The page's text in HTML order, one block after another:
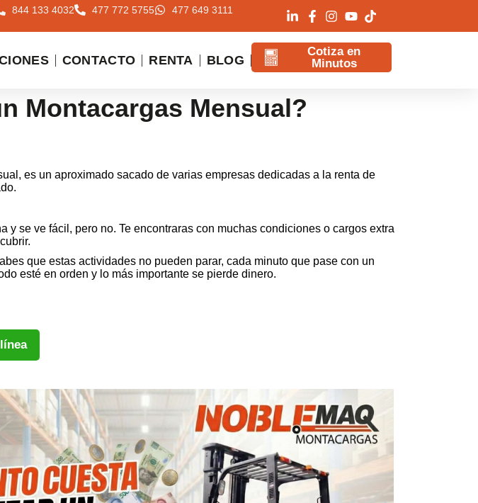
844 133 4032 477 772 5755 477 649 3111
CONTACTO RENTA BLOG
Cotiza en
Minutos
Montacargas Mensual?
es un aproximado sacado de varias empresas dedicadas a la renta de
se ve fácil, pero no. Te encontraras con muchas condiciones o cargos extra
que estas actividades no pueden parar, cada minuto que pase con un
esté en orden y lo más importante se pierde dinero.